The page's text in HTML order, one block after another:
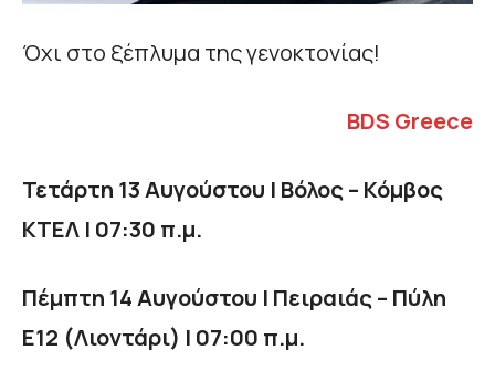
Όχι στο ξέπλυμα της γενοκτονίας!
BDS Greece
Τετάρτη 13 Αυγούστου | Βόλος – Κόμβος
ΚΤΕΛ | 07:30 π.μ.
Πέμπτη 14 Αυγούστου | Πειραιάς – Πύλη
Ε12 (Λιοντάρι) | 07:00 π.μ.